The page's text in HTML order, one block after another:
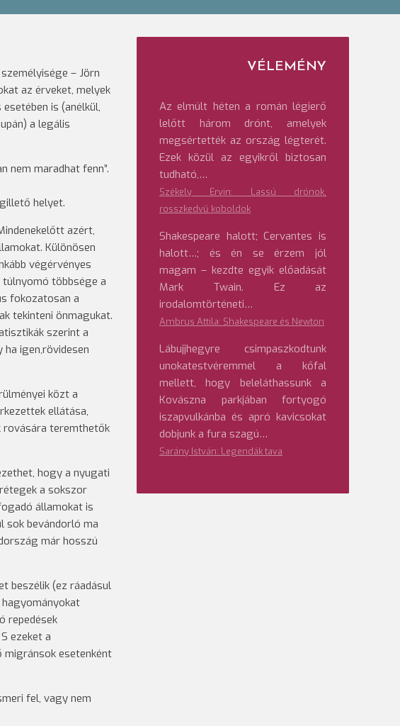
– Jörn
az érveket, melyek
is (anélkül,
a legális
nem maradhat fenn”.
helyet.
azért,
Különösen
végérvényes
többsége a
fokozatosan a
tekinteni önmagukat.
szerint a
igen,rövidesen
közt a
ellátása,
rovására teremthetők
hogy a nyugati
a sokszor
államokat is
sok bevándorló ma
már hosszú
beszélik (ez ráadásul
repedések
ezeket a
migránsok esetenként
fel, vagy nem
VÉLEMÉNY
Az elmúlt héten a román légierő
lelőtt három drónt, amelyek
megsértették az ország légterét.
Ezek közül az egyikről biztosan
tudható,…
Székely Ervin: Lassú drónok,
rosszkedvű koboldok
Shakespeare halott; Cervantes is
halott…; és én se érzem jól
magam – kezdte egyik előadását
Mark Twain. Ez az
irodalomtörténeti…
Ambrus Attila: Shakespeare és Newton
Lábujjhegyre csimpaszkodtunk
unokatestvéremmel a kőfal
mellett, hogy beleláthassunk a
Kovászna parkjában fortyogó
iszapvulkánba és apró kavicsokat
dobjunk a fura szagú…
Sarány István: Legendák tava